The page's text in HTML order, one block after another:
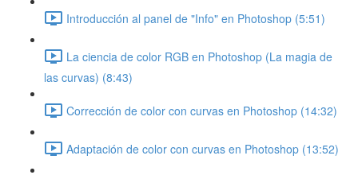
Introducción al panel de "Info" en Photoshop (5:51)
La ciencia de color RGB en Photoshop (La magia de
las curvas) (8:43)
Corrección de color con curvas en Photoshop (14:32)
Adaptación de color con curvas en Photoshop (13:52)